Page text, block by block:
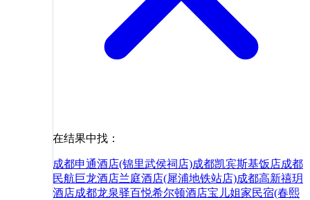
在结果中找：
成都申通酒店(锦里武侯祠店)成都凯宾斯基饭店成都
民航巨龙酒店兰庭酒店(犀浦地铁站店)成都高新禧玥
酒店成都龙泉驿百悦希尔顿酒店宝儿姐家民宿(春熙